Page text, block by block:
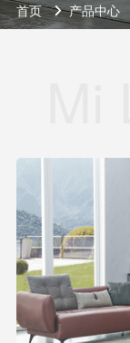
首页 产品中心